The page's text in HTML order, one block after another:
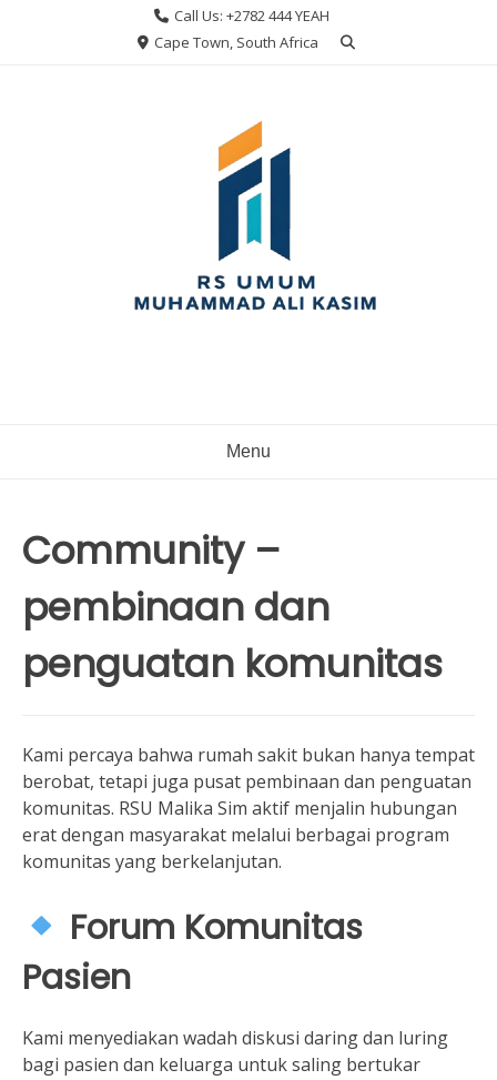
Call Us: +2782 444 YEAH
Cape Town, South Africa
Menu
Community –
pembinaan dan
penguatan komunitas
Kami percaya bahwa rumah sakit bukan hanya tempat
berobat, tetapi juga pusat pembinaan dan penguatan
komunitas. RSU Malika Sim aktif menjalin hubungan
erat dengan masyarakat melalui berbagai program
komunitas yang berkelanjutan.
Forum Komunitas
Pasien
Kami menyediakan wadah diskusi daring dan luring
bagi pasien dan keluarga untuk saling bertukar